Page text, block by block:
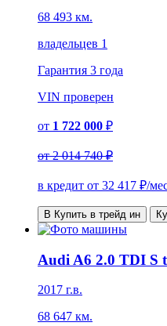
68 493 км.
владельцев 1
Гарантия 3 года
VIN проверен
от 1 722 000 ₽
от2 014 740 ₽
в кредит от 32 417 ₽/
В Купить в трейд ин
Audi A6 2.0 TDI S
2017 г.в.
68 647 км.